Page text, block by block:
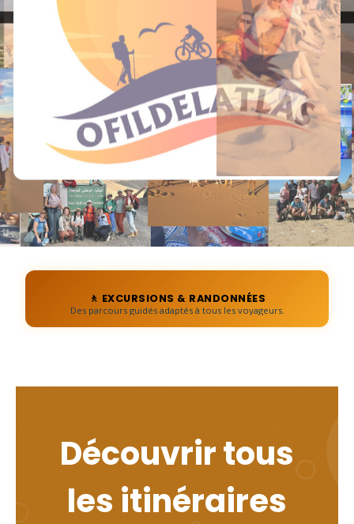
🌄 AVENTURES DANS LE HAUT ATLAS
Découvrir tous
les itinéraires